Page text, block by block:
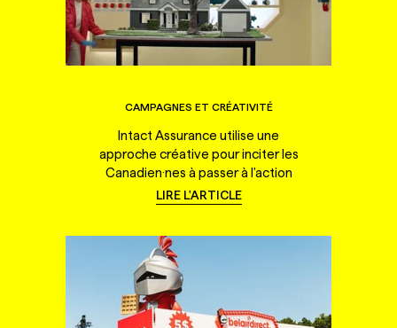
CAMPAGNES ET CRÉATIVITÉ
Intact Assurance utilise une
approche créative pour inciter les
Canadien·nes à passer à l'action
LIRE L'ARTICLE